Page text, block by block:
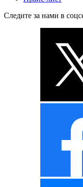
Следите за нами в